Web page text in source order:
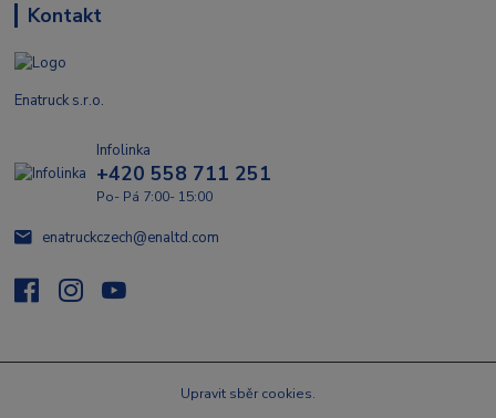
Kontakt
Enatruck s.r.o.
Infolinka
+420 558 711 251
Po- Pá 7:00- 15:00
enatruckczech@enaltd.com
Upravit sběr cookies.